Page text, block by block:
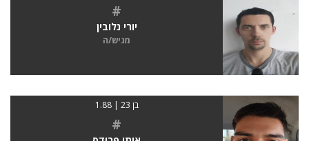
#
יורי נלובין
מגיש/ה
בן 23 | 1.88
#